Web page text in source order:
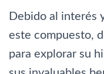
Debido al interés
este compuesto,
para explorar su